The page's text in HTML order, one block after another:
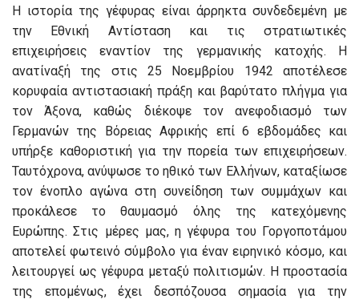
Η ιστορία της γέφυρας είναι άρρηκτα συνδεδεμένη με
την Εθνική Αντίσταση και τις στρατιωτικές
επιχειρήσεις εναντίον της γερμανικής κατοχής. Η
ανατίναξή της στις 25 Νοεμβρίου 1942 αποτέλεσε
κορυφαία αντιστασιακή πράξη και βαρύτατο πλήγμα για
τον Άξονα, καθώς διέκοψε τον ανεφοδιασμό των
Γερμανών της Βόρειας Αφρικής επί 6 εβδομάδες και
υπήρξε καθοριστική για την πορεία των επιχειρήσεων.
Ταυτόχρονα, ανύψωσε το ηθικό των Ελλήνων, καταξίωσε
τον ένοπλο αγώνα στη συνείδηση των συμμάχων και
προκάλεσε το θαυμασμό όλης της κατεχόμενης
Ευρώπης. Στις μέρες μας, η γέφυρα του Γοργοποτάμου
αποτελεί φωτεινό σύμβολο για έναν ειρηνικό κόσμο, και
λειτουργεί ως γέφυρα μεταξύ πολιτισμών. Η προστασία
της επομένως, έχει δεσπόζουσα σημασία για την